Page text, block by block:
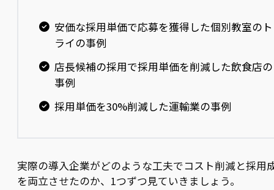
安価な採用単価で応募を獲得した個別教室のト
ライの事例
店長候補の採用で採用単価を削減した飲食店の
事例
採用単価を30%削減した運輸業の事例
実際の導入企業がどのような工夫でコスト削減と採用
を両立させたのか、1つずつ見ていきましょう。